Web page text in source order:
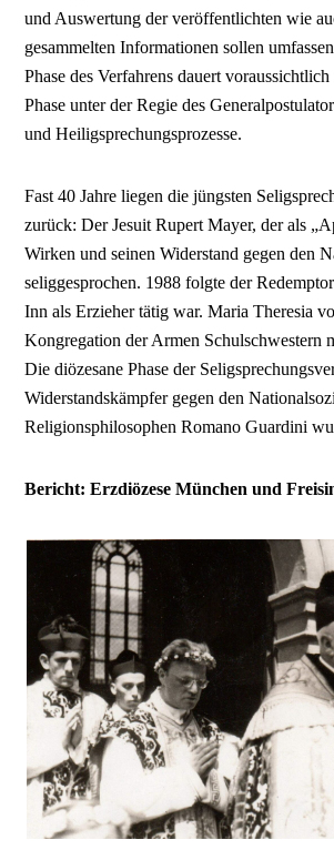
und Auswertung der veröffentlichten wie
gesammelten Informationen sollen
Phase des Verfahrens dauert
Phase unter der Regie des
und Heiligsprechungsprozesse.
Fast 40 Jahre liegen die jüngsten
zurück: Der Jesuit Rupert Mayer, der als
Wirken und seinen Widerstand gegen den
seliggesprochen. 1988 folgte der
Inn als Erzieher tätig war. Maria Theresia
Kongregation der Armen Schulschwestern
Die diözesane Phase der
Widerstandskämpfer gegen den
Religionsphilosophen Romano Guardini
Bericht: Erzdiözese München und